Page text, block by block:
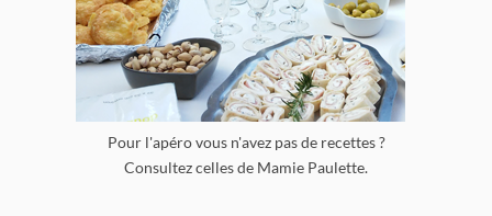
Pour l'apéro vous n'avez pas de recettes ?
Consultez celles de Mamie Paulette.